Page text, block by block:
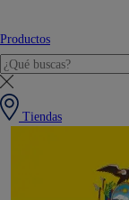
Productos
Tiendas